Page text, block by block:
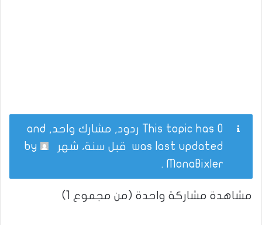
This topic has 0 ردود, مشارك واحد, and
was last updated قبل سنة، شهر
MonaBixler
.
مشاهدة مشاركة واحدة (من مجموع 1)